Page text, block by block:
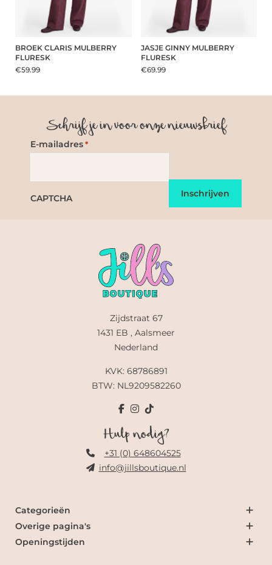
BROEK CLARIS MULBERRY
FLURESK
€59.99
JASJE GINNY MULBERRY
FLURESK
€69.99
Schrijf je in voor onze nieuwsbrief
E-mailadres *
CAPTCHA
Zijdstraat 67
1431 EB , Aalsmeer
Nederland
KVK: 68786891
BTW: NL9209582260
Hulp nodig?
+31 (0) 648604525
info@jillsboutique.nl
Categorieën
Overige pagina's
Openingstijden